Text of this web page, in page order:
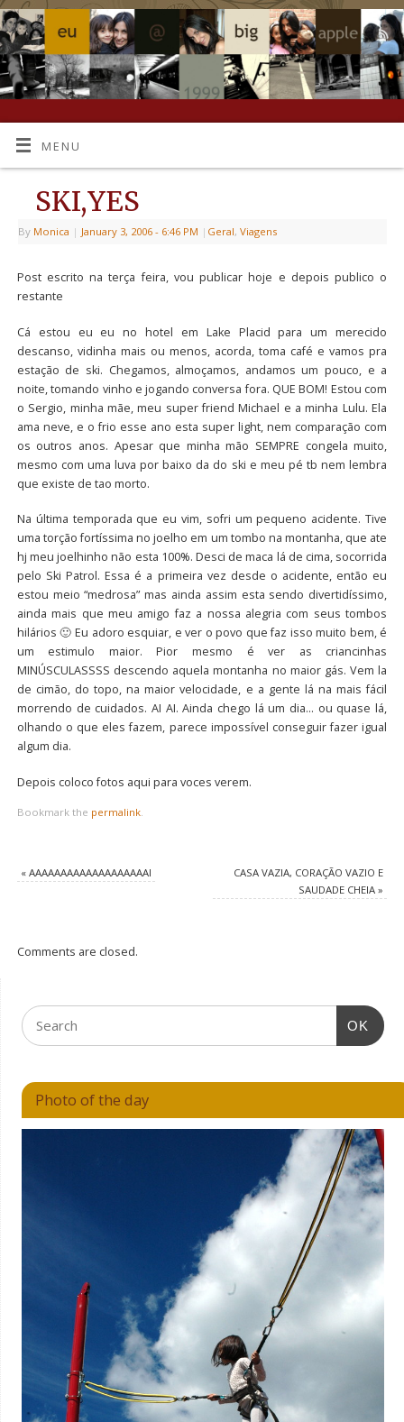
MENU
SKI,YES
By Monica | January 3, 2006 - 6:46 PM | Geral, Viagens
Post escrito na terça feira, vou publicar hoje e depois publico o
restante
Cá estou eu eu no hotel em Lake Placid para um merecido
descanso, vidinha mais ou menos, acorda, toma café e vamos pra
estação de ski. Chegamos, almoçamos, andamos um pouco, e a
noite, tomando vinho e jogando conversa fora. QUE BOM! Estou com
o Sergio, minha mãe, meu super friend Michael e a minha Lulu. Ela
ama neve, e o frio esse ano esta super light, nem comparação com
os outros anos. Apesar que minha mão SEMPRE congela muito,
mesmo com uma luva por baixo da do ski e meu pé tb nem lembra
que existe de tao morto.
Na última temporada que eu vim, sofri um pequeno acidente. Tive
uma torção fortíssima no joelho em um tombo na montanha, que ate
hj meu joelhinho não esta 100%. Desci de maca lá de cima, socorrida
pelo Ski Patrol. Essa é a primeira vez desde o acidente, então eu
estou meio “medrosa” mas ainda assim esta sendo divertidíssimo,
ainda mais que meu amigo faz a nossa alegria com seus tombos
hilários 🙂 Eu adoro esquiar, e ver o povo que faz isso muito bem, é
um estimulo maior. Pior mesmo é ver as criancinhas
MINÚSCULASSSS descendo aquela montanha no maior gás. Vem la
de cimão, do topo, na maior velocidade, e a gente lá na mais fácil
morrendo de cuidados. AI AI. Ainda chego lá um dia… ou quase lá,
olhando o que eles fazem, parece impossível conseguir fazer igual
algum dia.
Depois coloco fotos aqui para voces verem.
Bookmark the permalink.
«AAAAAAAAAAAAAAAAAAAI
CASA VAZIA, CORAÇÃO VAZIO E
SAUDADE CHEIA»
Comments are closed.
OK
Photo of the day